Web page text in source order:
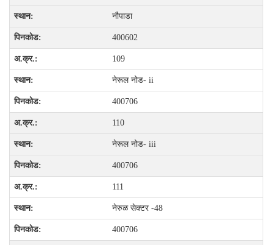
नौपाडा
400602
109
नेरूल नोड- ii
400706
110
नेरूल नोड- iii
400706
111
नेरुळ सेक्टर -48
400706